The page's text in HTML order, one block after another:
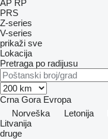
AP RP
PRS
Z-series
V-series
prikaži sve
Lokacija
Pretraga po radijusu
Crna Gora Evropa
Norveška
Letonija
Litvanija
druge